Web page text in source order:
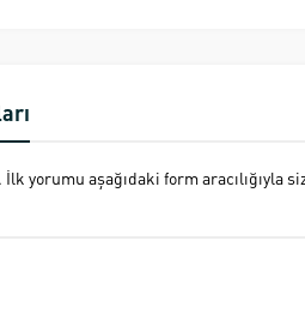
İlk yorumu aşağıdaki form aracılığıyla